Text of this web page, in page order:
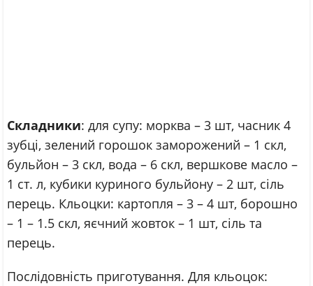
Складники: для супу: морква – 3 шт, часник 4
зубці, зелений горошок заморожений – 1 скл,
бульйон – 3 скл, вода – 6 скл, вершкове масло –
1 ст. л, кубики куриного бульйону – 2 шт, сіль
перець. Кльоцки: картопля – 3 – 4 шт, борошно
– 1 – 1.5 скл, яєчний жовток – 1 шт, сіль та
перець.
Послідовність приготування. Для кльоцок: